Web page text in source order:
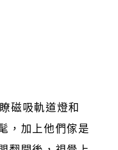
磁吸軌道燈和
，加上他們傢是